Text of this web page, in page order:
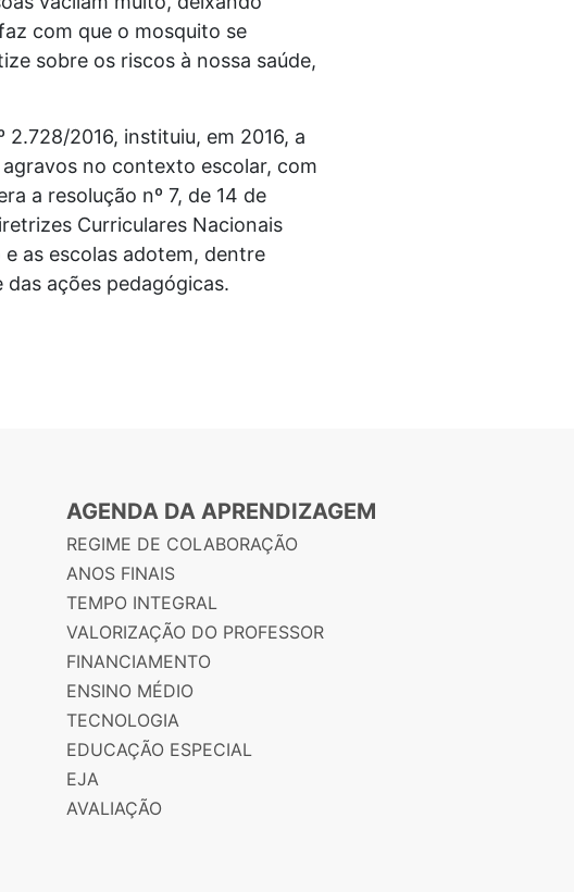
com que o mosquito se
sobre os riscos à nossa saúde,
2016, instituiu, em 2016, a
no contexto escolar, com
a resolução nº 7, de 14 de
Curriculares Nacionais
as escolas adotem, dentre
ações pedagógicas.
AGENDA DA APRENDIZAGEM
REGIME DE COLABORAÇÃO
ANOS FINAIS
TEMPO INTEGRAL
VALORIZAÇÃO DO PROFESSOR
FINANCIAMENTO
ENSINO MÉDIO
TECNOLOGIA
EDUCAÇÃO ESPECIAL
EJA
AVALIAÇÃO